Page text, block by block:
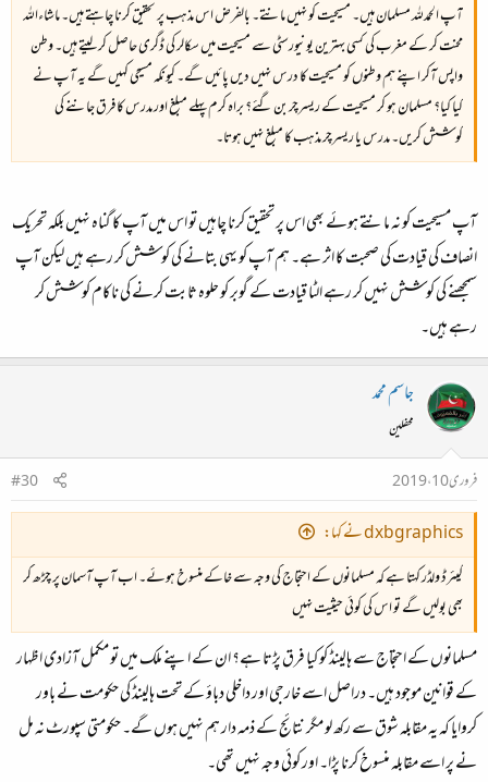
آپ الحمدللہ مسلمان ہیں۔ مسیحیت کو نہیں مانتے۔ بالفرض اس مذہب پر تحقیق کرنا چاہتے ہیں۔ ماشاءاللہ
محنت کر کے مغرب کی کسی بہترین یونیورسٹی سے مسیحیت میں سکالر کی ڈگری حاصل کر لیتے ہیں۔ وطن
واپس آکر اپنے ہم وطنوں کو مسیحیت کا درس نہیں دیں پائیں گے۔ کیونکہ مسیحی کہیں گے یہ آپ نے
کیا کیا؟ مسلمان ہو کر مسیحیت کے ریسرچر بن گئے؟ براہ کرم پہلے مبلغ اور مدرس کا فرق جاننے کی
کوشش کریں۔ مدرس یا ریسرچر مذہب کا مبلغ نہیں ہوتا۔
آپ مسیحیت کو نہ مانتے ہوئے بھی اس پر تحقیق کرنا چاہیں تو اس میں آپ کا گناہ نہیں بلکہ تحریک
انصاف کی قیادت کی صحبت کا اثر ہے۔ ہم آپ کو یہی بتانے کی کوشش کر رہے ہیں لیکن آپ
سمجھنے کی کوشش نہیں کر رہے الٹا قیادت کے گوبر کو حلوہ ثابت کرنے کی ناکام کوشش کر
رہے ہیں۔
جاسم محمد
محفلین
فروری 10، 2019
#30
dxbgraphics نے کہا:
گیئرڈ ولڈر کہتا ہے کہ مسلمانوں کے احتجاج کی وجہ سے خاکے منسوخ ہوئے۔ اب آپ آسمان پر چڑھ کر
بھی بولیں گے تو اس کی کوئی حیثیت نہیں
مسلمانوں کے احتجاج سے ہالینڈ کو کیا فرق پڑتا ہے؟ ان کے اپنے ملک میں تو مکمل آزادی اظہار
کے قوانین موجود ہیں۔ دراصل اسے خارجی اور داخلی دباؤ کے تحت ہالینڈ کی حکومت نے باور
کروایا کہ یہ مقابلہ شوق سے رکھ لو مگر نتائج کے ذمہ دار ہم نہیں ہوں گے۔ حکومتی سپورٹ نہ مل
نے پر اسے مقابلہ منسوخ کرنا پڑا۔ اور کوئی وجہ نہیں تھی۔